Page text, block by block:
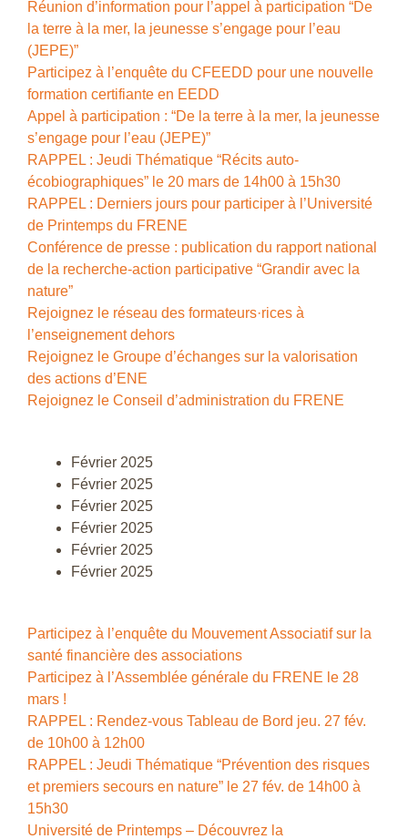
Réunion d’information pour l’appel à participation “De
la terre à la mer, la jeunesse s’engage pour l’eau
(JEPE)”
Participez à l’enquête du CFEEDD pour une nouvelle
formation certifiante en EEDD
Appel à participation : “De la terre à la mer, la jeunesse
s’engage pour l’eau (JEPE)”
RAPPEL : Jeudi Thématique “Récits auto-
écobiographiques” le 20 mars de 14h00 à 15h30
RAPPEL : Derniers jours pour participer à l’Université
de Printemps du FRENE
Conférence de presse : publication du rapport national
de la recherche-action participative “Grandir avec la
nature”
Rejoignez le réseau des formateurs·rices à
l’enseignement dehors
Rejoignez le Groupe d’échanges sur la valorisation
des actions d’ENE
Rejoignez le Conseil d’administration du FRENE
Février 2025
Février 2025
Février 2025
Février 2025
Février 2025
Février 2025
Participez à l’enquête du Mouvement Associatif sur la
santé financière des associations
Participez à l’Assemblée générale du FRENE le 28
mars !
RAPPEL : Rendez-vous Tableau de Bord jeu. 27 fév.
de 10h00 à 12h00
RAPPEL : Jeudi Thématique “Prévention des risques
et premiers secours en nature” le 27 fév. de 14h00 à
15h30
Université de Printemps – Découvrez la